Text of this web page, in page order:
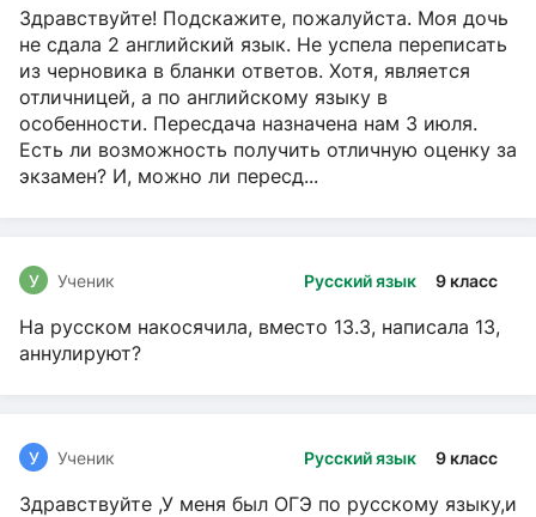
Здравствуйте! Подскажите, пожалуйста. Моя дочь
не сдала 2 английский язык. Не успела переписать
из черновика в бланки ответов. Хотя, является
отличницей, а по английскому языку в
особенности. Пересдача назначена нам 3 июля.
Есть ли возможность получить отличную оценку за
экзамен? И, можно ли пересд...
Русский язык 9 класс
У Ученик
На русском накосячила, вместо 13.3, написала 13,
аннулируют?
Русский язык 9 класс
У Ученик
Здравствуйте ,У меня был ОГЭ по русскому языку,и